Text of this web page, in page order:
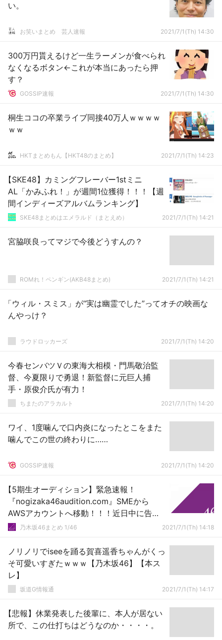
い。
お笑いまとめ 芸人速報 2021/7/1(Th) 14:30
300万円貰えるけど一生ラーメンが食べられ
なくなるボタン←これが本当にあったら押
す？
GOSSIP速報 2021/7/1(Th) 14:30
桐生ココの卒業ライブ同接40万人ｗｗｗｗ
ｗｗ
HKTまとめもん【HKT48のまとめ】 2021/7/1(Th) 14:23
【SKE48】カミングフレーバー1stミニ
AL「かみふれ！」が週間1位獲得！！！【週
間インディーズアルバムランキング】
SKE48まとめはエメラルド（まとえめ） 2021/7/1(Th) 14:21
宮脇咲良ってマジで今後どうすんの？
ROMれ！ペンギン(AKB48まとめ) 2021/7/1(Th) 14:21
「ウィル・スミス」が“実は幽霊でした”ってオチの映画な
んやっけ？
ラウドロッカーズ 2021/7/1(Th) 14:20
今春センバツＶの東海大相模・門馬敬治監
督、今夏限りで勇退！新監督に元巨人捕
手・原俊介氏が有力！
ちまたのアラカルト 2021/7/1(Th) 14:20
ワイ、1度噛んで口内炎になったとこをまた
噛んでこの世の終わりに……
GOSSIP速報 2021/7/1(Th) 14:20
【5期生オーディション】緊急速報！
『nogizaka46audition.com』SMEから
AWSアカウントへ移動！！！近日中に告知
解禁か！！！！！！！！！！！！【乃木坂
乃木坂46まとめ 1/46 2021/7/1(Th) 14:18
ノリノリでiseeを踊る賀喜遥香ちゃんがくっ
そ可愛いすぎたｗｗｗ【乃木坂46】【本ス
レ】
坂道G情報通 2021/7/1(Th) 14:17
【悲報】休業発表した後輩に、本人が居ない
所で、この仕打ちはどうなのか・・・・。